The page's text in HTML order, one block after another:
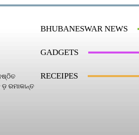
ରମାକାନ୍ତ
BHUBANESWAR NEWS
GADGETS
RECEIPES